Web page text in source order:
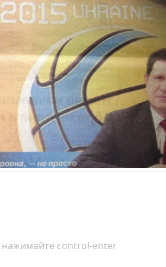
нажимайте control-enter